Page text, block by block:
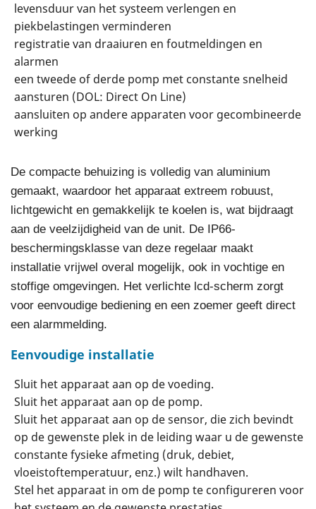
levensduur van het systeem verlengen en
piekbelastingen verminderen
registratie van draaiuren en foutmeldingen en
alarmen
een tweede of derde pomp met constante snelheid
aansturen (DOL: Direct On Line)
aansluiten op andere apparaten voor gecombineerde
werking
De compacte behuizing is volledig van aluminium
gemaakt, waardoor het apparaat extreem robuust,
lichtgewicht en gemakkelijk te koelen is, wat bijdraagt ​​
aan de veelzijdigheid van de unit. De IP66-
beschermingsklasse van deze regelaar maakt
installatie vrijwel overal mogelijk, ook in vochtige en
stoffige omgevingen. Het verlichte lcd-scherm zorgt
voor eenvoudige bediening en een zoemer geeft direct
een alarmmelding.
Eenvoudige installatie
Sluit het apparaat aan op de voeding.
Sluit het apparaat aan op de pomp.
Sluit het apparaat aan op de sensor, die zich bevindt
op de gewenste plek in de leiding waar u de gewenste
constante fysieke afmeting (druk, debiet,
vloeistoftemperatuur, enz.) wilt handhaven.
Stel het apparaat in om de pomp te configureren voor